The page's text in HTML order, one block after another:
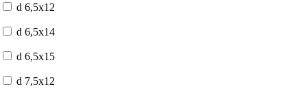
d 6,5x12
d 6,5x14
d 6,5x15
d 7,5x12